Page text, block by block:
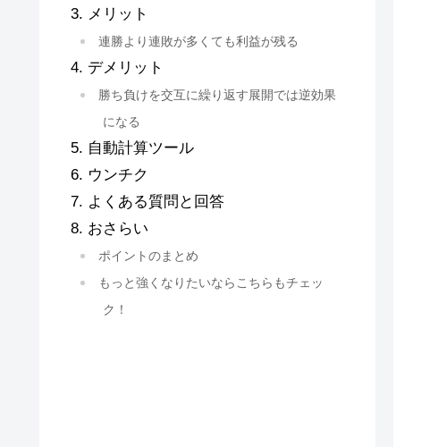
メリット
連勝より連敗が多くても利益が残る
デメリット
勝ち負けを交互に繰り返す展開では逆効果
になる
自動計算ツール
ウンチク
よくある質問と回答
おさらい
ポイントのまとめ
もっと強くなりたいならこちらもチェッ
ク！